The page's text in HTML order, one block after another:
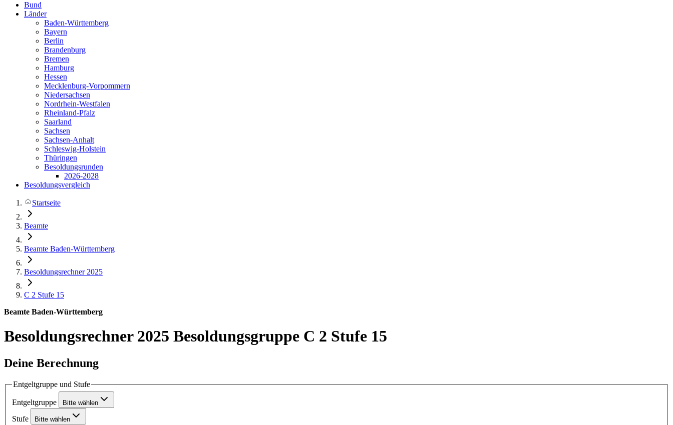
Bund
Länder
Baden-Württemberg
Bayern
Berlin
Brandenburg
Bremen
Hamburg
Hessen
Mecklenburg-Vorpommern
Niedersachsen
Nordrhein-Westfalen
Rheinland-Pfalz
Saarland
Sachsen
Sachsen-Anhalt
Schleswig-Holstein
Thüringen
Besoldungsrunden
2026-2028
Besoldungsvergleich
Startseite
Beamte
Beamte Baden-Württemberg
Besoldungsrechner 2025
C 2 Stufe 15
Beamte Baden-Württemberg
Besoldungsrechner 2025 Besoldungsgruppe C 2 Stufe 15
Deine Berechnung
Entgeltgruppe und Stufe
Entgeltgruppe Bitte wählen
Stufe Bitte wählen